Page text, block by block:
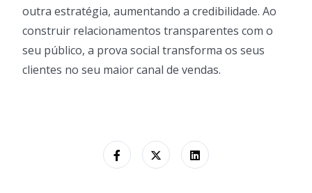
outra estratégia, aumentando a credibilidade. Ao
construir relacionamentos transparentes com o
seu público, a prova social transforma os seus
clientes no seu maior canal de vendas.